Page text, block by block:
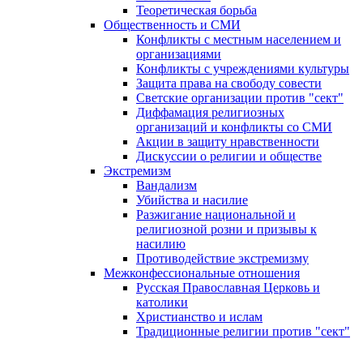
Теоретическая борьба
Общественность и СМИ
Конфликты с местным населением и
организациями
Конфликты с учреждениями культуры
Защита права на свободу совести
Светские организации против "сект"
Диффамация религиозных
организаций и конфликты со СМИ
Акции в защиту нравственности
Дискуссии о религии и обществе
Экстремизм
Вандализм
Убийства и насилие
Разжигание национальной и
религиозной розни и призывы к
насилию
Противодействие экстремизму
Межконфессиональные отношения
Русская Православная Церковь и
католики
Христианство и ислам
Традиционные религии против "сект"